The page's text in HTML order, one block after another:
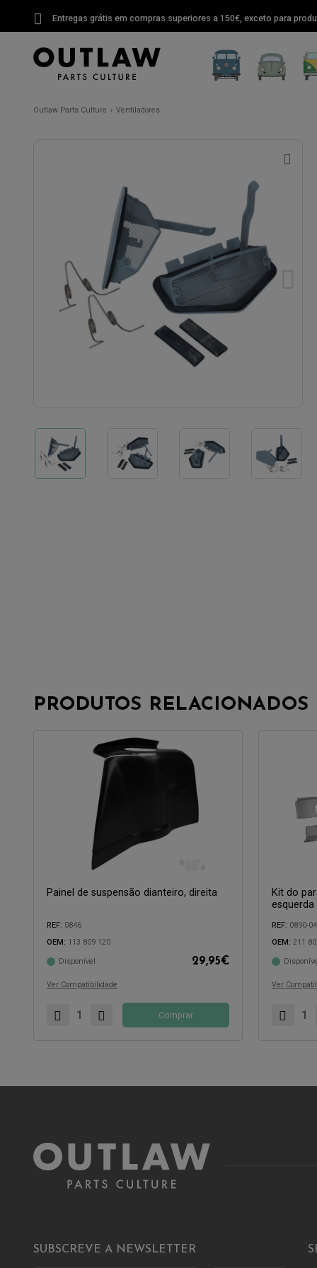
Entregas grátis em compras superiores a 150€, exceto para
Outlaw Parts Culture Ventiladores
PRODUTOS RELACIONADOS
Painel de suspensão dianteiro, direita
REF: 0846
OEM: 113 809 120
Disponível 29,95€
Ver Compatibilidade
Compatível com:
Comprar
Kit do
esquerda
REF: 0890-
OEM: 211
Disponível
Ver
Compatível
SUBSCREVE A NEWSLETTER